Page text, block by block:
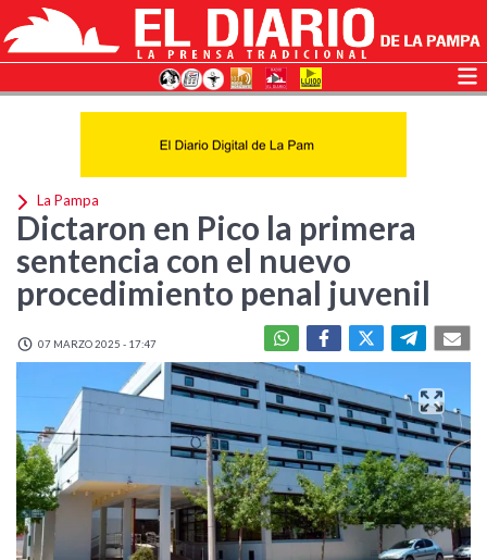
La Pampa
Dictaron en Pico la primera
sentencia con el nuevo
procedimiento penal juvenil
07 MARZO 2025 - 17:47